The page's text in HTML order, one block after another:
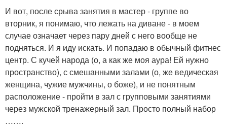
И вот, после срыва занятия в мастер - группе во
вторник, я понимаю, что лежать на диване - в моем
случае означает через пару дней с него вообще не
подняться. И я иду искать. И попадаю в обычный фитнес
центр. С кучей народа (о, а как же моя аура! Ей нужно
пространство), с смешанными залами (о, же ведическая
женщина, чужие мужчины, о боже), и не понятным
расположение - пройти в зал с групповыми занятиями
через мужской тренажерный зал. Просто полный набор
…….